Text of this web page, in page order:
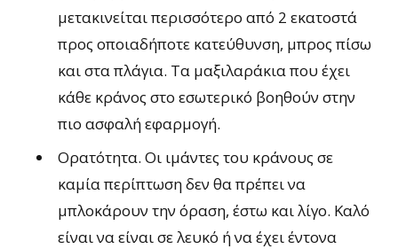
μετακινείται περισσότερο από 2 εκατοστά
προς οποιαδήποτε κατεύθυνση, μπρος πίσω
και στα πλάγια. Τα μαξιλαράκια που έχει
κάθε κράνος στο εσωτερικό βοηθούν στην
πιο ασφαλή εφαρμογή.
Ορατότητα. Οι ιμάντες του κράνους σε
καμία περίπτωση δεν θα πρέπει να
μπλοκάρουν την όραση, έστω και λίγο. Καλό
είναι να είναι σε λευκό ή να έχει έντονα